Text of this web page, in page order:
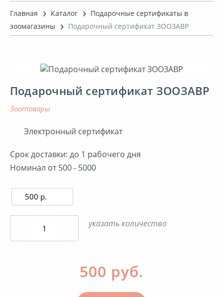
Билеты на мероприятия
Впечатления
Детские товары
Здоровье
Зоотовары
Интернет-магазины
Косметика и парфюмерия
Главная Каталог
Подарочные сертификаты в
зоомагазины
Подарочный сертификат ЗООЗАВР
Подарочный сертификат ЗООЗАВР
зоотовары
Электронный сертификат
Срок доставки: до 1 рабочего дня
Номинал от 500 - 5000
указать количество
500 руб.